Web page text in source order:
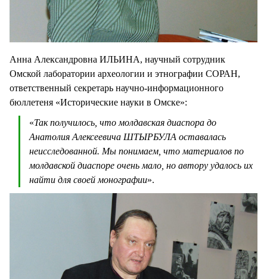
Анна Александровна ИЛЬИНА, научный сотрудник
Омской лаборатории археологии и этнографии СОРАН,
ответственный секретарь научно-информационного
бюллетеня «Исторические науки в Омске»:
«Так получилось, что молдавская диаспора до
Анатолия Алексеевича ШТЫРБУЛА оставалась
неисследованной. Мы понимаем, что материалов по
молдавской диаспоре очень мало, но автору удалось их
найти для своей монографии».